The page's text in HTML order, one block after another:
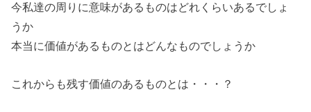
今私達の周りに意味があるものはどれくらいあるでしょ
うか
本当に価値があるものとはどんなものでしょうか
これからも残す価値のあるものとは・・・？